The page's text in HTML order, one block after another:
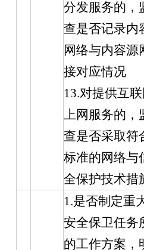
分发服务的，
查是否记录内
网络与内容源
接对应情况
13.对提供互
上网服务的，
查是否采取符
标准的网络与
全保护技术措
1.是否制定重
安全保卫任务
的工作方案，